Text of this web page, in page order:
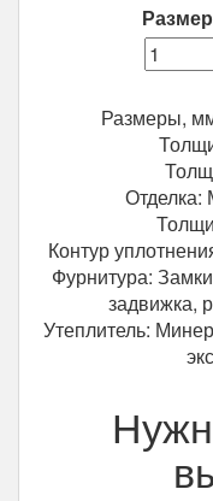
Размер
Зевс
Z2
Венге
Шелк
Размеры,
Контур
Фурнитура:
задвижка,
Утеплитель: